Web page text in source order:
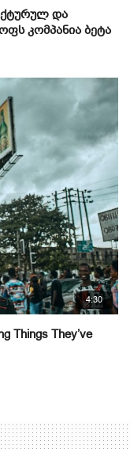
და
კომპანია ბეტა
4:30
Things They’ve